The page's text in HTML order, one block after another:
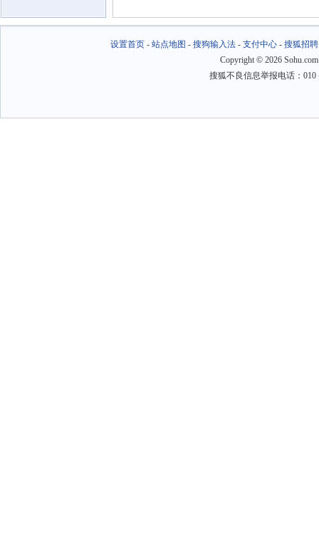
设置首页- 站点地图 - 搜狗输入法- 支付中心- 搜狐招聘
Copyright © 2026
搜狐不良信息举报电话：010